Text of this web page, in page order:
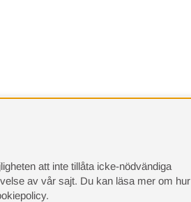
att inte tillåta icke-nödvändiga
av vår sajt. Du kan läsa mer om hur
.